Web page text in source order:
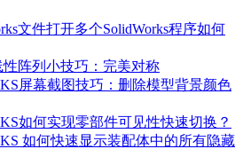
文件打开多个SolidWorks程序如何
性阵列小技巧：完美对称
屏幕截图技巧：删除模型背景颜色
如何实现零部件可见性快速切换？
如何快速显示装配体中的所有隐藏